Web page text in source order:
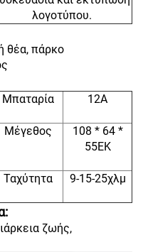
λογοτύπου.
θέα, πάρκο
Μπαταρία 12A
Μέγεθος
108 * 64 *
55ΕΚ
Ταχύτητα 9-15-25χλμ
ζωής,